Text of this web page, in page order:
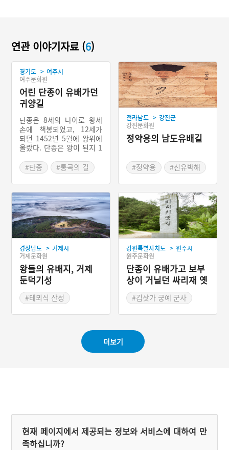
연관 이야기자료 (6)
경기도 > 여주시
여주문화원
어린 단종이 유배가던
귀양길
단종은 8세의 나이로 왕세
손에 책봉되었고, 12세가
되던 1452년 5월에 왕위에
올랐다. 단종은 왕이 된지 1
일으켰던 정란(靖亂) 때문
에 아무런 힘도 권력도 행사
할 수 없는 왕이 되었고 왕
위를 빼앗기면서 ‘노산군’으
로 강등된 후 강원도 영월로
유배되었다. 한양의 돈화문
에서 출발하여 남한강 물길
을 거슬러 배를 타고 5일 만
에 영월의 입구에 다다랐으
며, 육로를 따라 100리 길
을 걸어 서강변에 있는 청령
포에 도착했다. 육로를 따라
걸었던 강원도 영월지방에
는 단종이 지났던 길이 많은
사연을 품고 있으며, 현대에
와서 통곡의 길, 충절의 길,
인륜의 길 등으로 재구성되
#단종
#통곡의 길
#인륜의 길
#남한강 뱃길
#이포나루 샘물
전라남도 > 강진군
강진문화원
정약용의 남도유배길
#정약용
#신유박해
경상남도 > 거제시
거제문화원
왕들의 유배지, 거제
둔덕기성
#테뫼식 산성
강원특별자치도 > 원주시
원주문화원
단종이 유배가고 보부
상이 거닐던 싸리재 옛
길#김삿가 궁예 군사
더보기
현재 페이지에서 제공되는 정보와 서비스에 대하여 만
족하십니까?